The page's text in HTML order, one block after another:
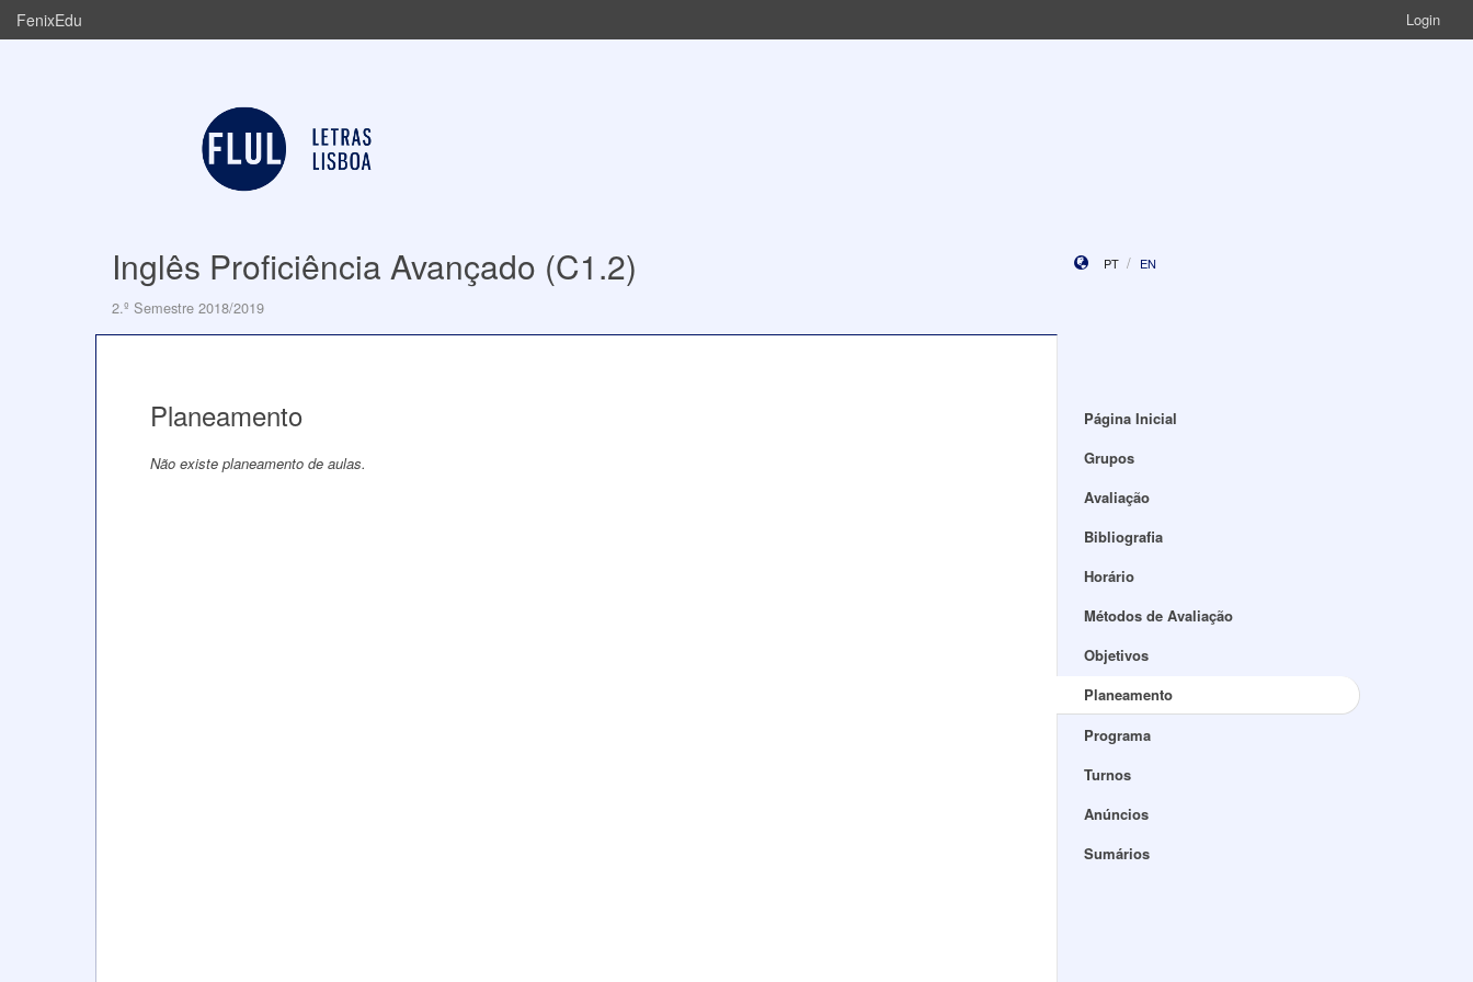
FenixEdu Login
Inglês Proficiência Avançado (C1.2)
2.º Semestre 2018/2019
PT EN
Planeamento
Não existe planeamento de aulas.
Página Inicial
Grupos
Avaliação
Bibliografia
Horário
Métodos de Avaliação
Objetivos
Planeamento
Programa
Turnos
Anúncios
Sumários